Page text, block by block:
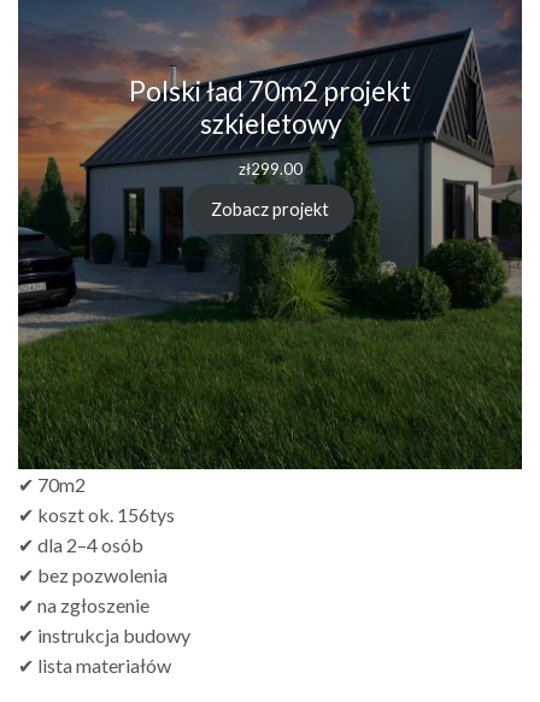
Polski ład 70m2 projekt
szkieletowy
zł299.00
Zobacz projekt
✔ 70m2
✔ koszt ok. 156tys
✔ dla 2–4 osób
✔ bez pozwolenia
✔ na zgłoszenie
✔ instrukcja budowy
✔ lista materiałów